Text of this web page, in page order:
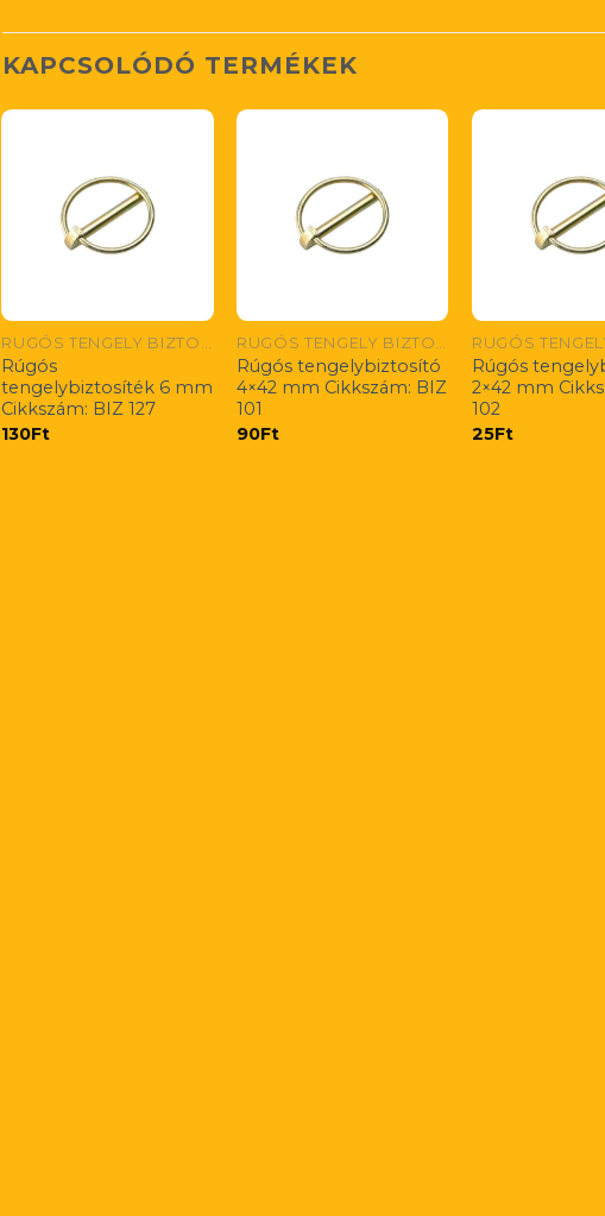
KAPCSOLÓDÓ TERMÉKEK
Rúgós
tengelybiztosíték 6 mm
Cikkszám: BIZ 127
130Ft
Rúgós tengelybiztosító
4×42 mm Cikkszám: BIZ
101
90Ft
Rúgós
2×42 mm
102
25Ft